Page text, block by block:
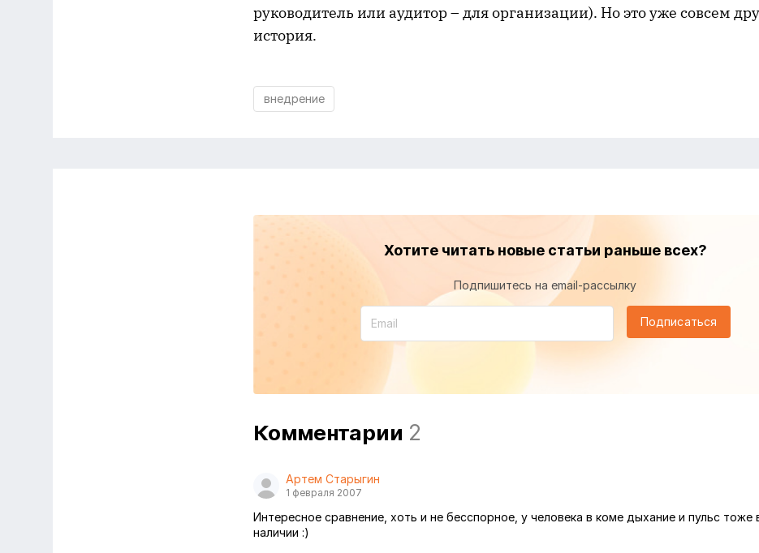
руководитель или аудитор – для организации). Но это уже совсем
история.
внедрение
Хотите читать новые статьи раньше всех?
Подпишитесь на email-рассылку
Подписаться
Комментарии 2
Артем Старыгин
1 февраля 2007
Интересное сравнение, хоть и не бесспорное, у человека в коме дыхание и пульс тоже
наличии :)